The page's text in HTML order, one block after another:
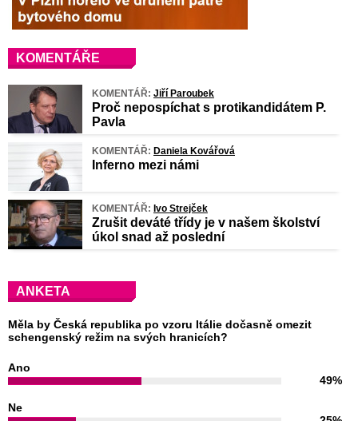
KOMENTÁŘE
KOMENTÁŘ: Jiří Paroubek
Proč nepospíchat s protikandidátem P.
Pavla
KOMENTÁŘ: Daniela Kovářová
Inferno mezi námi
KOMENTÁŘ: Ivo Strejček
Zrušit deváté třídy je v našem školství
úkol snad až poslední
ANKETA
Měla by Česká republika po vzoru Itálie dočasně omezit
schengenský režim na svých hranicích?
Ano
49%
Ne